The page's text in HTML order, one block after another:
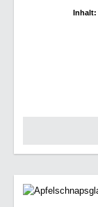
Inhalt: